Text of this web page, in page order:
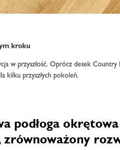
kroku
w przyszłość. Oprócz desek
kilku przyszłych pokoleń.
podłoga
zrównoważony